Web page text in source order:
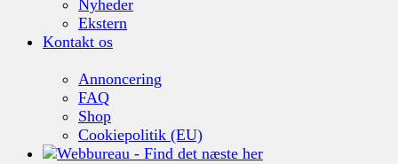
Nyheder
Ekstern
Kontakt os
Annoncering
FAQ
Shop
Cookiepolitik (EU)